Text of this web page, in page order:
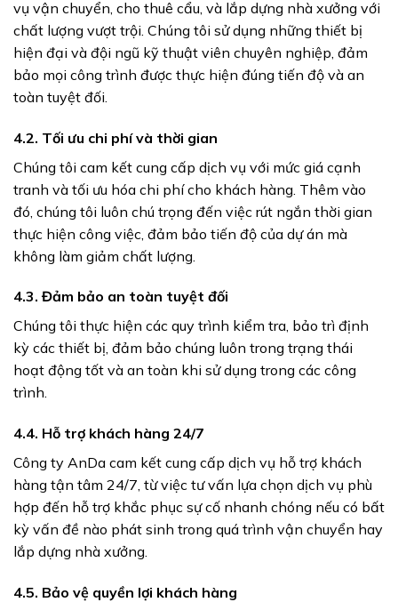
vụ vận chuyển, cho thuê cẩu, và lắp dựng nhà xưởng với
chất lượng vượt trội. Chúng tôi sử dụng những thiết bị
hiện đại và đội ngũ kỹ thuật viên chuyên nghiệp, đảm
bảo mọi công trình được thực hiện đúng tiến độ và an
toàn tuyệt đối.
4.2. Tối ưu chi phí và thời gian
Chúng tôi cam kết cung cấp dịch vụ với mức giá cạnh
tranh và tối ưu hóa chi phí cho khách hàng. Thêm vào
đó, chúng tôi luôn chú trọng đến việc rút ngắn thời gian
thực hiện công việc, đảm bảo tiến độ của dự án mà
không làm giảm chất lượng.
4.3. Đảm bảo an toàn tuyệt đối
Chúng tôi thực hiện các quy trình kiểm tra, bảo trì định
kỳ các thiết bị, đảm bảo chúng luôn trong trạng thái
hoạt động tốt và an toàn khi sử dụng trong các công
trình.
4.4. Hỗ trợ khách hàng 24/7
Công ty AnDa cam kết cung cấp dịch vụ hỗ trợ khách
hàng tận tâm 24/7, từ việc tư vấn lựa chọn dịch vụ phù
hợp đến hỗ trợ khắc phục sự cố nhanh chóng nếu có bất
kỳ vấn đề nào phát sinh trong quá trình vận chuyển hay
lắp dựng nhà xưởng.
4.5. Bảo vệ quyền lợi khách hàng